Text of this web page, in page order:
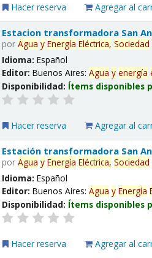
Hacer reserva Agregar al
Estacion transformadora San
porAgua y Energía Eléctrica, Sociedad
Idioma:Español
Editor:Buenos Aires:Agua y energía
Disponibilidad: Ítems disponibles
Hacer reserva Agregar al
Estación transformadora San
porAgua y Energía Eléctrica, Sociedad
Idioma:Español
Editor:Buenos Aires:Agua y Energía
Disponibilidad: Ítems disponibles
Hacer reserva Agregar al